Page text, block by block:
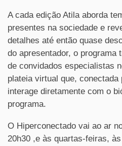
A cada edição Atila aborda
presentes na sociedade e
detalhes até então quase
do apresentador, o programa
de convidados especialistas
plateia virtual que, conectada
interage diretamente com o
programa.
O Hiperconectado vai ao ar
20h30 ,e às quartas-feiras,